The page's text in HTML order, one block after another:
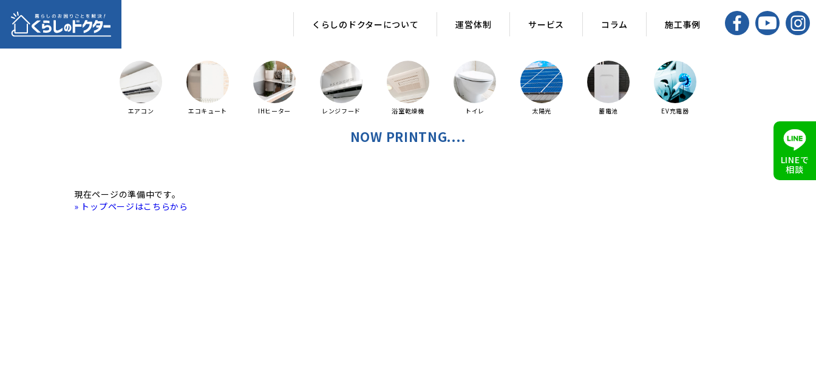
くらしのドクターについて 運営体制 サービス コラム 施工事例
エアコン エコキュート IHヒーター レンジフード 浴室乾燥機 トイレ 太陽光 蓄電池 EV充電器
NOW PRINTNG....
現在ページの準備中です。
» トップページはこちらから
LINEで
相談